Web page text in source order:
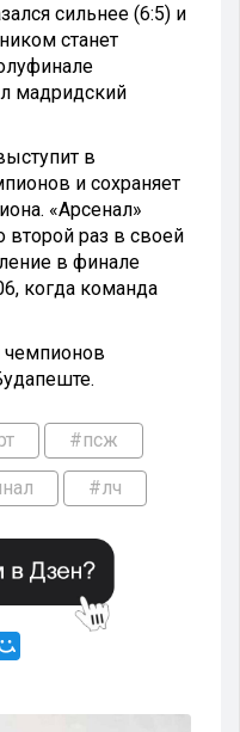
сильнее (6:5) и
станет
мадридский
в
и сохраняет
«Арсенал»
раз в своей
в финале
когда команда
#псж
#лч